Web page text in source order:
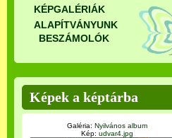
KÉPGALÉRIÁK
ALAPÍTVÁNYUNK
BESZÁMOLÓK
Képek a képtárba
Galéria: Nyilvános album
Kép: udvar4.jpg